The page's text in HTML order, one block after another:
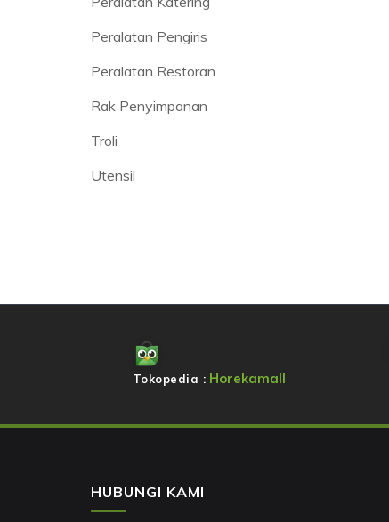
Peralatan Pengiris
Peralatan Restoran
Rak Penyimpanan
Troli
Utensil
Tokopedia : Horekamall
HUBUNGI KAMI